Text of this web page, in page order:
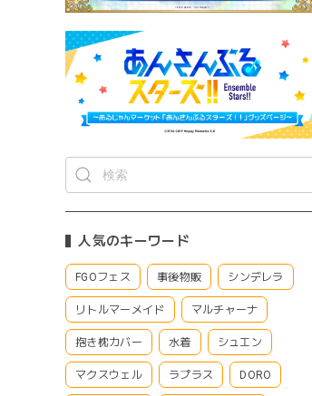
人気のキーワード
FGOフェス 事後物販 シンデレラ
リトルマーメイド マルチャーナ
抱き枕カバー 水着 シュエン
マクスウェル ラプラス DORO